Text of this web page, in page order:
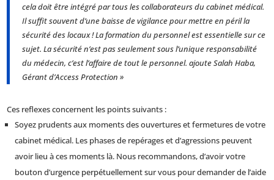
cela doit être intégré par tous les collaborateurs du cabinet médical.
Il suffit souvent d’une baisse de vigilance pour mettre en péril la
sécurité des locaux ! La formation du personnel est essentielle sur ce
sujet. La sécurité n’est pas seulement sous l’unique responsabilité
du médecin, c’est l’affaire de tout le personnel. ajoute Salah Haba,
Gérant d’Access Protection »
Ces reflexes concernent les points suivants :
Soyez prudents aux moments des ouvertures et fermetures de votre
cabinet médical. Les phases de repérages et d’agressions peuvent
avoir lieu à ces moments là. Nous recommandons, d’avoir votre
bouton d’urgence perpétuellement sur vous pour demander de l’aide